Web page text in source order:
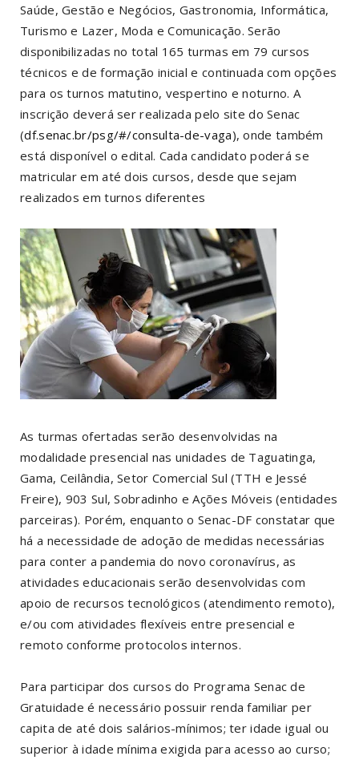
Saúde, Gestão e Negócios, Gastronomia, Informática,
Turismo e Lazer, Moda e Comunicação. Serão
disponibilizadas no total 165 turmas em 79 cursos
técnicos e de formação inicial e continuada com opções
para os turnos matutino, vespertino e noturno. A
inscrição deverá ser realizada pelo site do Senac
(df.senac.br/psg/#/consulta-de-vaga), onde também
está disponível o edital. Cada candidato poderá se
matricular em até dois cursos, desde que sejam
realizados em turnos diferentes
As turmas ofertadas serão desenvolvidas na
modalidade presencial nas unidades de Taguatinga,
Gama, Ceilândia, Setor Comercial Sul (TTH e Jessé
Freire), 903 Sul, Sobradinho e Ações Móveis (entidades
parceiras). Porém, enquanto o Senac-DF constatar que
há a necessidade de adoção de medidas necessárias
para conter a pandemia do novo coronavírus, as
atividades educacionais serão desenvolvidas com
apoio de recursos tecnológicos (atendimento remoto),
e/ou com atividades flexíveis entre presencial e
remoto conforme protocolos internos.
Para participar dos cursos do Programa Senac de
Gratuidade é necessário possuir renda familiar per
capita de até dois salários-mínimos; ter idade igual ou
superior à idade mínima exigida para acesso ao curso;